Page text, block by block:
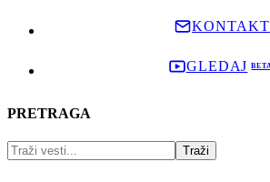
KONTAKT
GLEDAJ
PRETRAGA